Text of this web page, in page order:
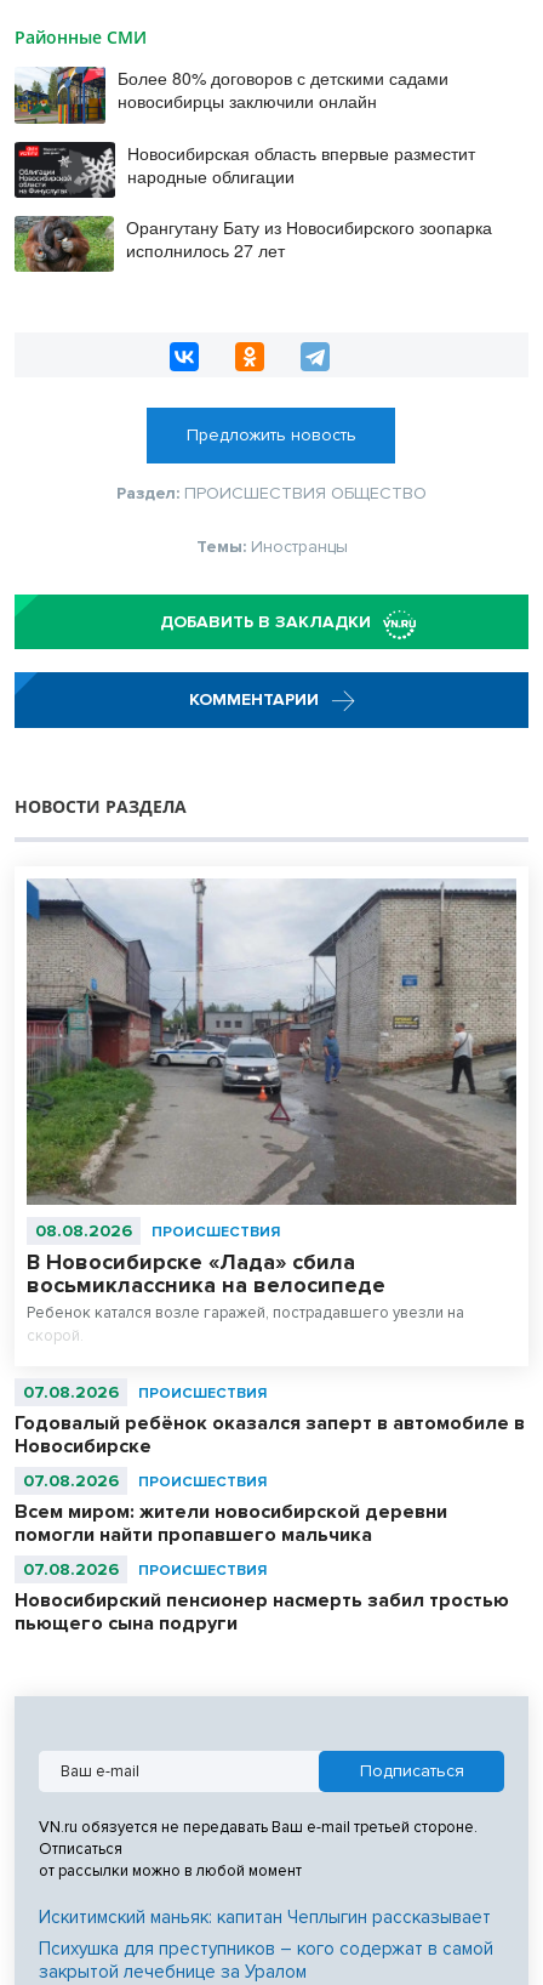
Районные СМИ
Более 80% договоров с детскими садами
новосибирцы заключили онлайн
Новосибирская область впервые разместит
народные облигации
Орангутану Бату из Новосибирского зоопарка
исполнилось 27 лет
Предложить новость
Раздел: ПРОИСШЕСТВИЯ ОБЩЕСТВО
Темы: Иностранцы
ДОБАВИТЬ В ЗАКЛАДКИ
КОММЕНТАРИИ
НОВОСТИ РАЗДЕЛА
08.08.2026 ПРОИСШЕСТВИЯ
В Новосибирске «Лада» сбила
восьмиклассника на велосипеде
Ребенок катался возле гаражей, пострадавшего увезли на
скорой.
07.08.2026 ПРОИСШЕСТВИЯ
Годовалый ребёнок оказался заперт в автомобиле в
Новосибирске
07.08.2026 ПРОИСШЕСТВИЯ
Всем миром: жители новосибирской деревни
помогли найти пропавшего мальчика
07.08.2026 ПРОИСШЕСТВИЯ
Новосибирский пенсионер насмерть забил тростью
пьющего сына подруги
VN.ru обязуется не передавать Ваш e-mail третьей стороне.
Отписаться
от рассылки можно в любой момент
Искитимский маньяк: капитан Чеплыгин рассказывает
Психушка для преступников – кого содержат в самой
закрытой лечебнице за Уралом